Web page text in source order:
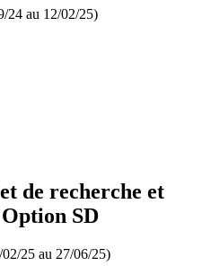
24 au 12/02/25)
de recherche et
SD
02/25 au 27/06/25)